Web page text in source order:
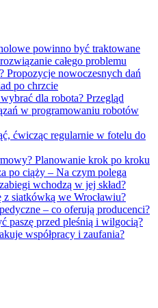
powinno być traktowane
całego problemu
Propozycje nowoczesnych dań
po chrzcie
dla robota? Przegląd
w programowaniu robotów
ćwicząc regularnie w fotelu do
Planowanie krok po kroku
po ciąży – Na czym polega
wchodzą w jej skład?
z siatkówką we Wrocławiu?
– co oferują producenci?
paszę przed pleśnią i wilgocią?
współpracy i zaufania?